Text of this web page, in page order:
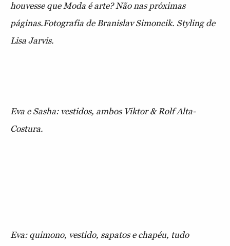
houvesse que Moda é arte? Não nas próximas
páginas.Fotografia de Branislav Simoncik. Styling de
Lisa Jarvis.
Eva e Sasha: vestidos, ambos Viktor & Rolf Alta-
Costura.
Eva: quimono, vestido, sapatos e chapéu, tudo